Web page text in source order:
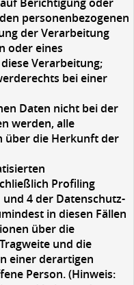
personenbezogenen
der Verarbeitung
oder eines
Verarbeitung;
bei einer
Daten nicht bei der
werden, alle
die Herkunft der
Profiling
4 der Datenschutz-
in diesen Fällen
über die
und die
einer derartigen
Person. (Hinweis: